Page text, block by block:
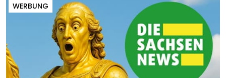
WERBUNG